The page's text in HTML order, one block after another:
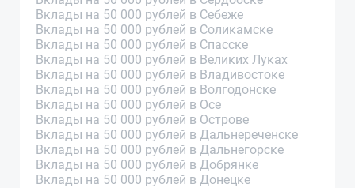
Вклады на 50 000 рублей в Себеже
Вклады на 50 000 рублей в Соликамске
Вклады на 50 000 рублей в Спасске
Вклады на 50 000 рублей в Великих Луках
Вклады на 50 000 рублей в Владивостоке
Вклады на 50 000 рублей в Волгодонске
Вклады на 50 000 рублей в Осе
Вклады на 50 000 рублей в Острове
Вклады на 50 000 рублей в Дальнереченске
Вклады на 50 000 рублей в Дальнегорске
Вклады на 50 000 рублей в Добрянке
Вклады на 50 000 рублей в Донецке